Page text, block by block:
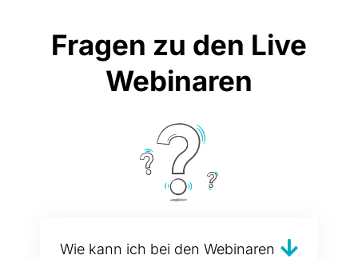
Fragen zu den Live
Webinaren
Wie kann ich bei den Webinaren